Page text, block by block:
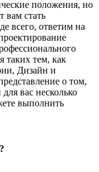
положения, но
вам стать
всего, ответим на
таких тем, как
Дизайн и
о том,
вас несколько
выполнить